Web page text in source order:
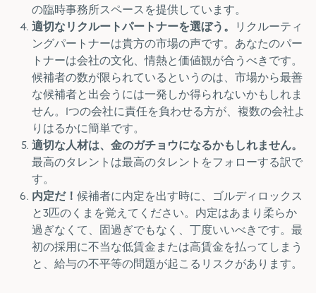
の臨時事務所スペースを提供しています。
適切なリクルートパートナーを選ぼう。
リクルーティ
ングパートナーは貴方の市場の声です。あなたのパー
トナーは会社の文化、情熱と価値観が合うべきです。
候補者の数が限られているというのは、市場から最善
な候補者と出会うには一発しか得られないかもしれま
せん。1つの会社に責任を負わせる方が、複数の会社よ
りはるかに簡単です。
適切な人材は、金のガチョウになるかもしれません。
最高のタレントは最高のタレントをフォローする訳で
す。
内定だ！ 候補者に内定を出す時に、ゴルディロックス
と3匹のくまを覚えてください。内定はあまり柔らか
過ぎなくて、固過ぎでもなく、丁度いいべきです。最
初の採用に不当な低賃金または高賃金を払ってしまう
と、給与の不平等の問題が起こるリスクがあります。